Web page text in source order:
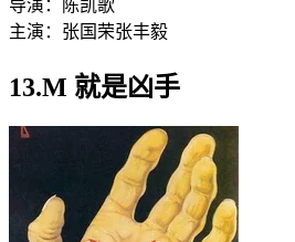
导演：
陈凯歌
主演： 张国荣张丰毅
13.M 就是凶手